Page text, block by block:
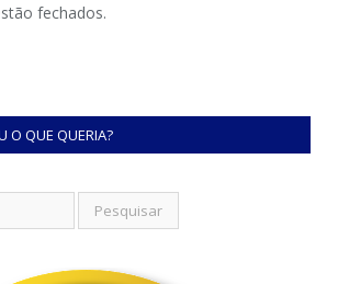
fechados.
O QUE QUERIA?